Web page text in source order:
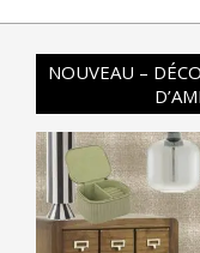
NOUVEAU –